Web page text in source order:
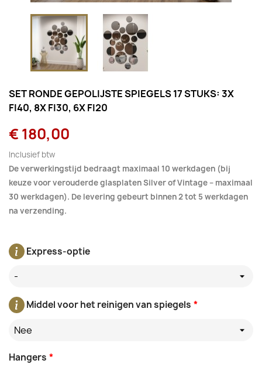
SET RONDE GEPOLIJSTE SPIEGELS 17 STUKS: 3X
FI40, 8X FI30, 6X FI20
€ 180,00
Inclusief btw
De verwerkingstijd bedraagt maximaal 10 werkdagen (bij
keuze voor verouderde glasplaten Silver of Vintage – maximaal
30 werkdagen). De levering gebeurt binnen 2 tot 5 werkdagen
na verzending.
Express-optie
-
*
Middel voor het reinigen van spiegels
Nee
*
Hangers